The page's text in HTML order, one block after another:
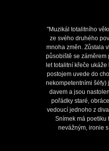
"Muzikál totalitního
ze svého druhého
mnoha změn. Zůstala
působiště se záměrem
let totalitní křeče
postojem uvede do
nekompetentními šéfy)
davem a jsou
pořádky staré,
vedoucí jednoho z
Snímek má poetiku
nevážným, ironie